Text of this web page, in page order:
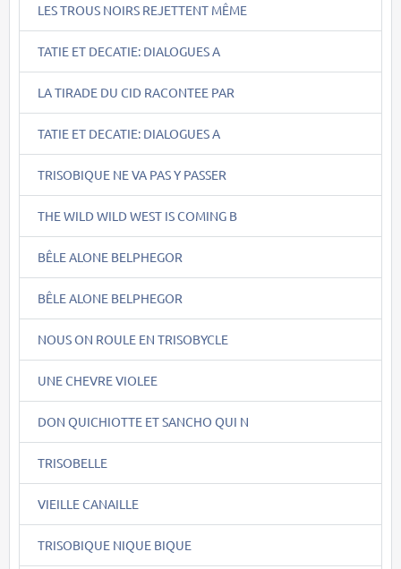
LES TROUS NOIRS REJETTENT MÊME
TATIE ET DECATIE: DIALOGUES A
LA TIRADE DU CID RACONTEE PAR
TATIE ET DECATIE: DIALOGUES A
TRISOBIQUE NE VA PAS Y PASSER
THE WILD WILD WEST IS COMING B
BÊLE ALONE BELPHEGOR
BÊLE ALONE BELPHEGOR
NOUS ON ROULE EN TRISOBYCLE
UNE CHEVRE VIOLEE
DON QUICHIOTTE ET SANCHO QUI N
TRISOBELLE
VIEILLE CANAILLE
TRISOBIQUE NIQUE BIQUE